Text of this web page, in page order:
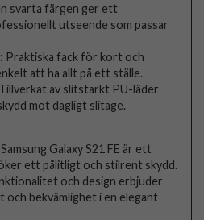
svarta färgen ger ett
utseende som passar
Praktiska fack för kort och
att ha allt på ett ställe.
Tillverkat av slitstarkt PU-läder
mot dagligt slitage.
Galaxy S21 FE är ett
ett pålitligt och stilrent skydd.
och design erbjuder
bekvämlighet i en elegant